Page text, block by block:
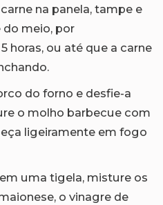
na panela, tampe e
do meio, por
horas, ou até que a carne
do forno e desfie-a
o molho barbecue com
ligeiramente em fogo
uma tigela, misture os
o vinagre de